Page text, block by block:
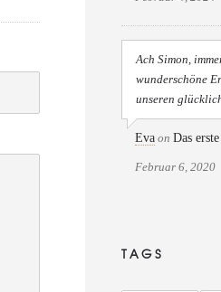
Ach Simon,
wunderschöne
unseren
Eva on Das
Februar 6, 2020
TAGS